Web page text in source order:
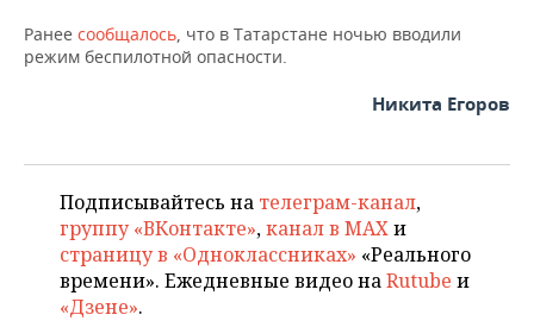
ВОДНЫЕ ВИДЫ СПОРТА
ХОККЕЙ С МЯЧОМ
ОБРАЗОВАНИЕ
ПРОИСШЕСТВИЯ
Ранее сообщалось, что в Татарстане ночью вводили
режим беспилотной опасности.
Никита Егоров
Подписывайтесь на телеграм-канал,
группу «ВКонтакте»,канал в MAXи
страницу в «Одноклассниках» «Реального
времени». Ежедневные видео наRutube и
«Дзене».